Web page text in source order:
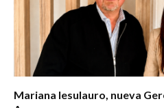
Mariana Iesulauro, nueva